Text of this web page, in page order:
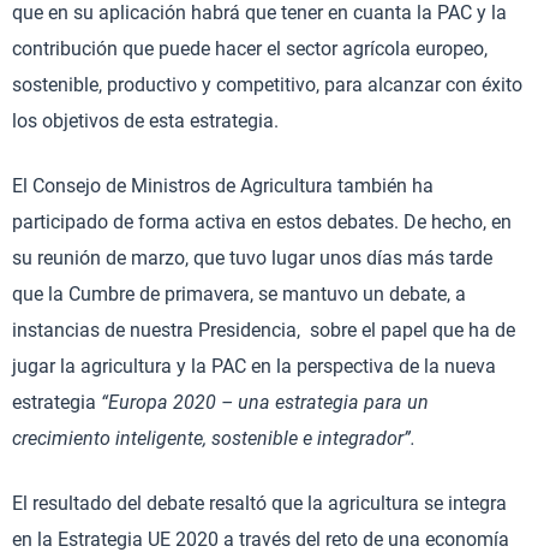
que en su aplicación habrá que tener en cuanta la PAC y la
contribución que puede hacer el sector agrícola europeo,
sostenible, productivo y competitivo, para alcanzar con éxito
los objetivos de esta estrategia.
El Consejo de Ministros de Agricultura también ha
participado de forma activa en estos debates. De hecho, en
su reunión de marzo, que tuvo lugar unos días más tarde
que la Cumbre de primavera, se mantuvo un debate, a
instancias de nuestra Presidencia, sobre el papel que ha de
jugar la agricultura y la PAC en la perspectiva de la nueva
estrategia “Europa 2020 – una estrategia para un
crecimiento inteligente, sostenible e integrador”.
El resultado del debate resaltó que la agricultura se integra
en la Estrategia UE 2020 a través del reto de una economía